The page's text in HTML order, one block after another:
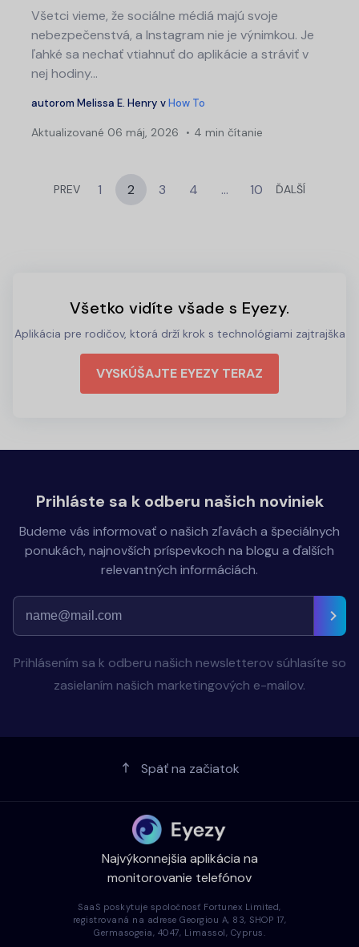
Všetci vieme, že sociálne médiá majú svoje
nebezpečenstvá, a Instagram nie je výnimkou. Je
ľahké sa nechať vtiahnuť do aplikácie a stráviť v
nej hodiny...
autorom Melissa E. Henry vHow To
Aktualizované 06 máj, 2026 4 min čítanie
PREV 1 2 3 4 … 10 ĎALŠÍ
Všetko vidíte všade s Eyezy.
Aplikácia pre rodičov, ktorá drží krok s technológiami zajtrajška
VYSKÚŠAJTE EYEZY TERAZ
Prihláste sa k odberu našich noviniek
Budeme vás informovať o našich zľavách a špeciálnych
ponukách, najnovších príspevkoch na blogu a ďalších
relevantných informáciách.
Prihlásením sa k odberu našich newsletterov súhlasíte so
zasielaním našich marketingových e-mailov.
Späť na začiatok
Najvýkonnejšia aplikácia na
monitorovanie telefónov
SaaS poskytuje spoločnosť Fortunex Limited,
registrovaná na adrese Georgiou A, 83, SHOP 17,
Germasogeia, 4047, Limassol, Cyprus.